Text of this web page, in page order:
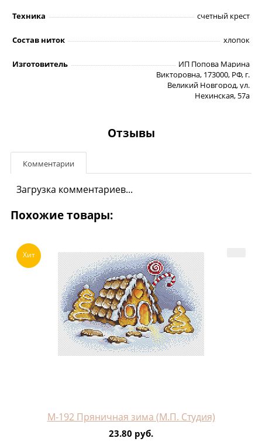
Техника счетный крест
Состав ниток хлопок
Изготовитель
ИП Попова Марина
Викторовна, 173000, РФ, г.
Великий Новгород, ул.
Нехинская, 57а
Отзывы
Комментарии
Загрузка комментариев...
Похожие товары:
Хит
М-192 Пряничная зима (М.П. Студия)
23.80 руб.